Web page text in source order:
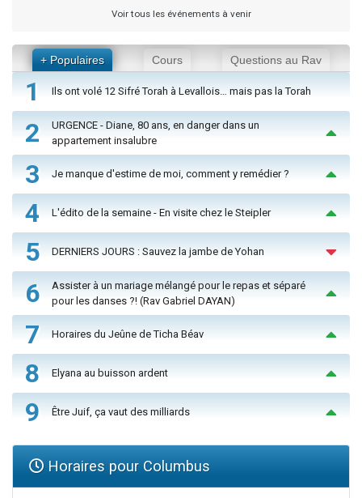
Voir tous les événements à venir
+ Populaires Cours Questions au Rav
1 Ils ont volé 12 Sifré Torah à Levallois… mais pas la Torah
2
URGENCE - Diane, 80 ans, en danger dans un
appartement insalubre
3 Je manque d'estime de moi, comment y remédier ?
4 L'édito de la semaine - En visite chez le Steipler
5 DERNIERS JOURS : Sauvez la jambe de Yohan
6
Assister à un mariage mélangé pour le repas et séparé
pour les danses ?! (Rav Gabriel DAYAN)
7 Horaires du Jeûne de Ticha Béav
8 Elyana au buisson ardent
9 Être Juif, ça vaut des milliards
Horaires pour Columbus